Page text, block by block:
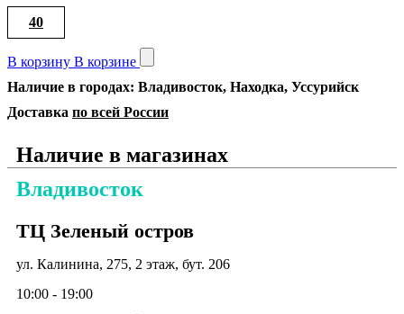
40
В корзину В корзине
Наличие в городах: Владивосток, Находка, Уссурийск
Доставка по всей России
Наличие в магазинах
Владивосток
ТЦ Зеленый остров
ул. Калинина, 275, 2 этаж, бут. 206
10:00 - 19:00